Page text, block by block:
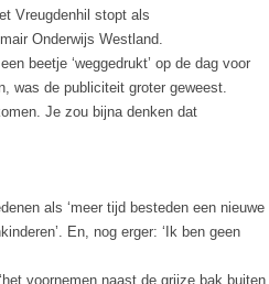
Vreugdenhil stopt als
Onderwijs Westland.
beetje ‘weggedrukt’ op de dag voor
was de publiciteit groter geweest.
Je zou bijna denken dat
als ‘meer tijd besteden een nieuwe
En, nog erger: ‘Ik ben geen
voornemen naast de grijze bak buiten